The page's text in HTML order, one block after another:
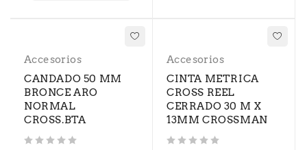
Accesorios
CANDADO 50 MM
BRONCE ARO
NORMAL
CROSS.BTA
Accesorios
CINTA METRICA
CROSS REEL
CERRADO 30 M X
13MM CROSSMAN